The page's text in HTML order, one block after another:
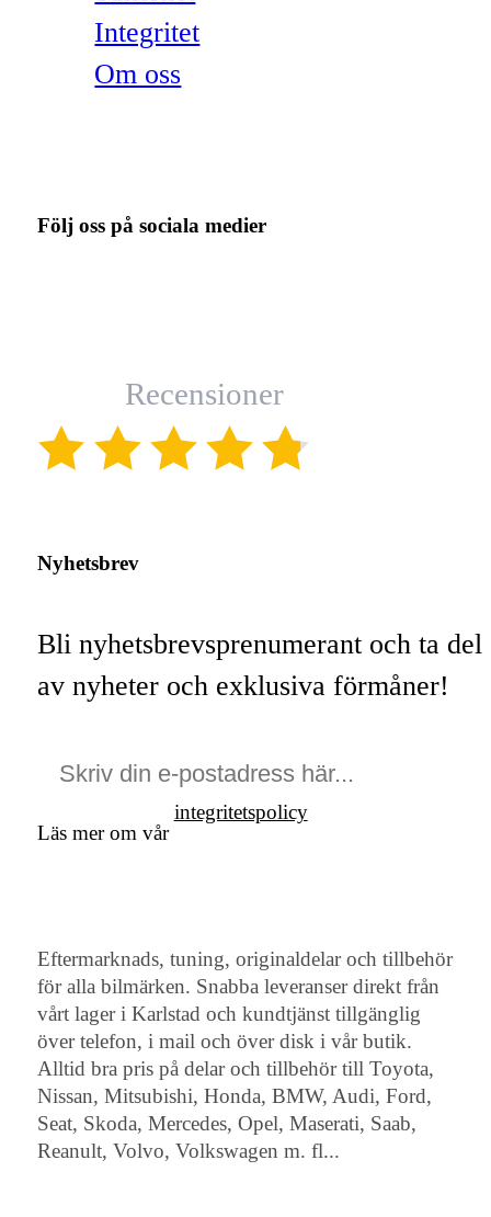
Integritet
Om oss
Följ oss på sociala medier
Recensioner
Nyhetsbrev
Bli nyhetsbrevsprenumerant och ta del
av nyheter och exklusiva förmåner!
Läs mer om vår
integritetspolicy
Eftermarknads, tuning, originaldelar och tillbehör
för alla bilmärken. Snabba leveranser direkt från
vårt lager i Karlstad och kundtjänst tillgänglig
över telefon, i mail och över disk i vår butik.
Alltid bra pris på delar och tillbehör till Toyota,
Nissan, Mitsubishi, Honda, BMW, Audi, Ford,
Seat, Skoda, Mercedes, Opel, Maserati, Saab,
Reanult, Volvo, Volkswagen m. fl...